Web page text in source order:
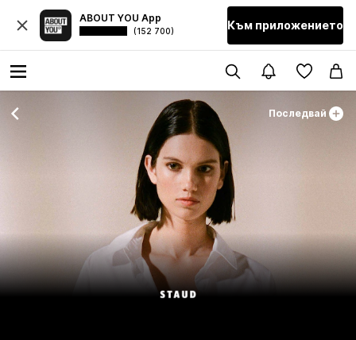
ABOUT YOU App
(152 700) Към приложението
Последвай